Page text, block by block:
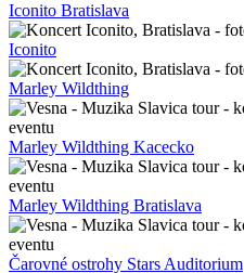
Iconito Bratislava
Iconito
Marley Wildthing
Marley Wildthing Kacecko
Marley Wildthing Bratislava
Čarovné ostrohy Stars Auditorium